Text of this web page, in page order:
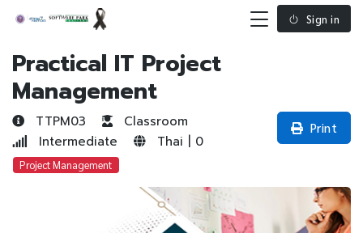
Sign in
Practical IT Project
Management
TTPM03
Classroom
Intermediate
Thai | 0
Project Management
Print